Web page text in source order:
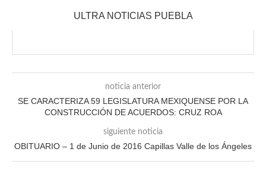
ULTRA NOTICIAS PUEBLA
noticia anterior
SE CARACTERIZA 59 LEGISLATURA MEXIQUENSE POR LA
CONSTRUCCIÓN DE ACUERDOS: CRUZ ROA
siguiente noticia
OBITUARIO – 1 de Junio de 2016 Capillas Valle de los Ángeles